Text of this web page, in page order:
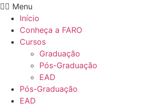
Menu
Início
Conheça a FARO
Cursos
Graduação
Pós-Graduação
EAD
Pós-Graduação
EAD